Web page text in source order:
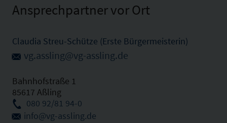
Ansprechpartner vor Ort
Claudia Streu-Schütze (Erste Bürgermeisterin)
vg.assling@vg-assling.de
Bahnhofstraße 1
85617 Aßling
080 92/81 94-0
info@vg-assling.de